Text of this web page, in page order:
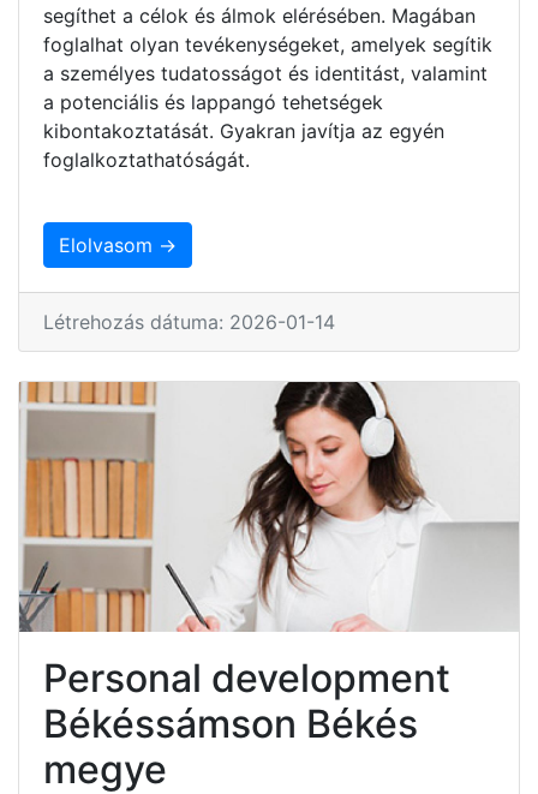
segíthet a célok és álmok elérésében. Magában
foglalhat olyan tevékenységeket, amelyek segítik
a személyes tudatosságot és identitást, valamint
a potenciális és lappangó tehetségek
kibontakoztatását. Gyakran javítja az egyén
foglalkoztathatóságát.
Elolvasom →
Létrehozás dátuma: 2026-01-14
Personal development
Békéssámson Békés
megye